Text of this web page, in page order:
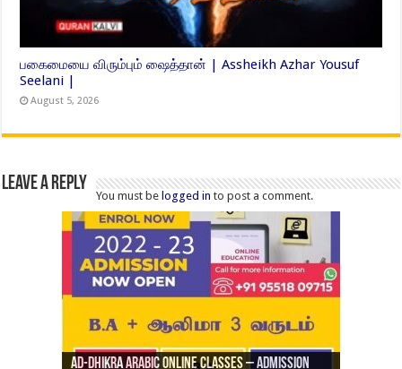
பகைமையை விரும்பும் ஷைத்தான் | Assheikh Azhar Yousuf
Seelani |
August 5, 2026
Leave a Reply
You must belogged in to post a comment.
Ad-Dhikra Arabic Online Classes – Admission
ரியாத் ஜும்ஆ தமிழாக்கம், Jamia Al Hajiri